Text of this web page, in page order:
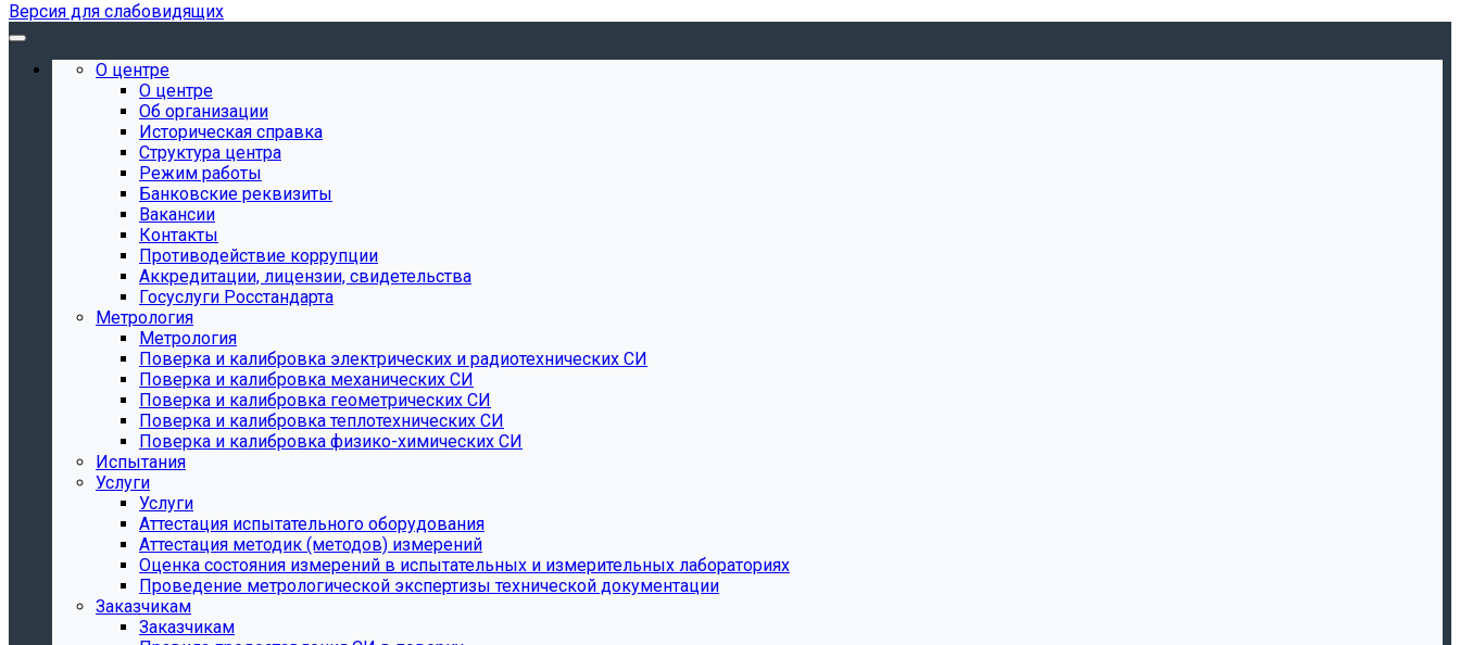
Версия для слабовидящих
О центре
О центре
Об организации
Историческая справка
Структура центра
Режим работы
Банковские реквизиты
Вакансии
Контакты
Противодействие коррупции
Аккредитации, лицензии, свидетельства
Госуслуги Росстандарта
Метрология
Метрология
Поверка и калибровка электрических и радиотехнических СИ
Поверка и калибровка механических СИ
Поверка и калибровка геометрических СИ
Поверка и калибровка теплотехнических СИ
Поверка и калибровка физико-химических СИ
Испытания
Услуги
Услуги
Аттестация испытательного оборудования
Аттестация методик (методов) измерений
Оценка состояния измерений в испытательных и измерительных лабораториях
Проведение метрологической экспертизы технической документации
Заказчикам
Заказчикам